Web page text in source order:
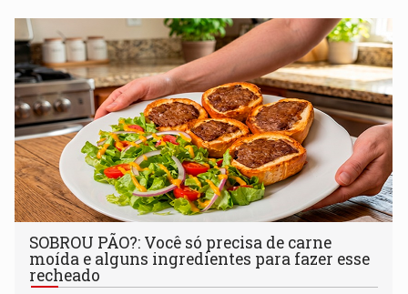
SOBROU PÃO?: Você só precisa de carne
moída e alguns ingredientes para fazer esse
recheado